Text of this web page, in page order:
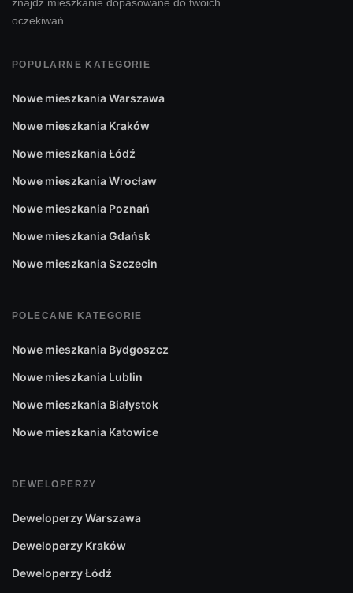
znajdź mieszkanie dopasowane do twoich
oczekiwań.
POPULARNE KATEGORIE
Nowe mieszkania Warszawa
Nowe mieszkania Kraków
Nowe mieszkania Łódź
Nowe mieszkania Wrocław
Nowe mieszkania Poznań
Nowe mieszkania Gdańsk
Nowe mieszkania Szczecin
POLECANE KATEGORIE
Nowe mieszkania Bydgoszcz
Nowe mieszkania Lublin
Nowe mieszkania Białystok
Nowe mieszkania Katowice
DEWELOPERZY
Deweloperzy Warszawa
Deweloperzy Kraków
Deweloperzy Łódź